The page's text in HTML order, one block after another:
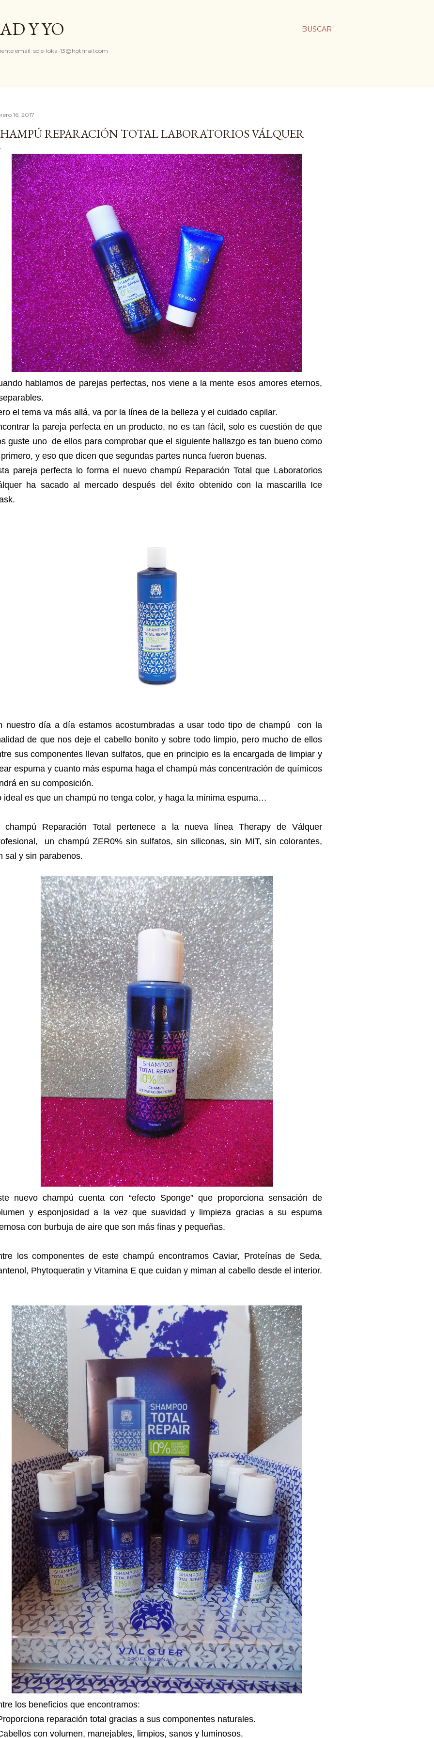
BUSCAR
Y YO
email: sole-loka-13@hotmail.com
16, 2017
REPARACIÓN TOTAL LABORATORIOS VÁLQUER
hablamos de parejas perfectas, nos viene a la mente esos amores eternos,
el tema va más allá, va por la línea de la belleza y el cuidado capilar.
la pareja perfecta en un producto, no es tan fácil, solo es cuestión de que
guste uno de ellos para comprobar que el siguiente hallazgo es tan bueno como
y eso que dicen que segundas partes nunca fueron buenas.
pareja perfecta lo forma el nuevo champú Reparación Total que Laboratorios
ha sacado al mercado después del éxito obtenido con la mascarilla Ice
nuestro día a día estamos acostumbradas a usar todo tipo de champú con la
de que nos deje el cabello bonito y sobre todo limpio, pero mucho de ellos
sus componentes llevan sulfatos, que en principio es la encargada de limpiar y
espuma y cuanto más espuma haga el champú más concentración de químicos
en su composición.
ideal es que un champú no tenga color, y haga la mínima espuma…
champú Reparación Total pertenece a la nueva línea Therapy de Válquer
un champú ZER0% sin sulfatos, sin siliconas, sin MIT, sin colorantes,
sal y sin parabenos.
nuevo champú cuenta con “efecto Sponge” que proporciona sensación de
y esponjosidad a la vez que suavidad y limpieza gracias a su espuma
con burbuja de aire que son más finas y pequeñas.
los componentes de este champú encontramos Caviar, Proteínas de Seda,
Phytoqueratin y Vitamina E que cuidan y miman al cabello desde el interior.
los beneficios que encontramos:
reparación total gracias a sus componentes naturales.
con volumen, manejables, limpios, sanos y luminosos.